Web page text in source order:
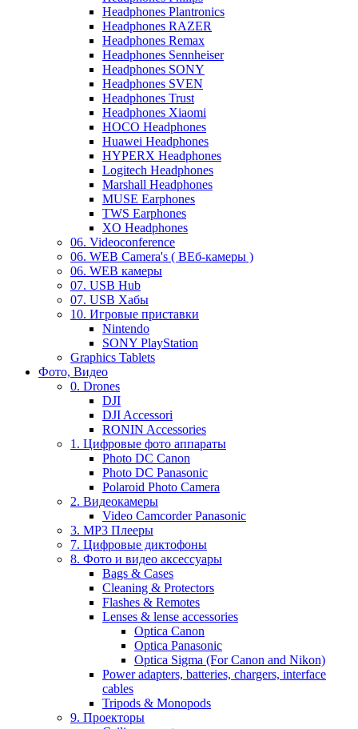
Headphones Plantronics
Headphones RAZER
Headphones Remax
Headphones Sennheiser
Headphones SONY
Headphones SVEN
Headphones Trust
Headphones Xiaomi
HOCO Headphones
Huawei Headphones
HYPERX Headphones
Logitech Headphones
Marshall Headphones
MUSE Earphones
TWS Earphones
XO Headphones
06. Videoconference
06. WEB Camera's ( ВЕб-камеры )
06. WEB камеры
07. USB Hub
07. USB Хабы
10. Игровые приставки
Nintendo
SONY PlayStation
Graphics Tablets
Фото, Видео
0. Drones
DJI
DJI Accessori
RONIN Accessories
1. Цифровые фото аппараты
Photo DC Canon
Photo DC Panasonic
Polaroid Photo Camera
2. Видеокамеры
Video Camcorder Panasonic
3. MP3 Плееры
7. Цифровые диктофоны
8. Фото и видео аксессуары
Bags & Cases
Cleaning & Protectors
Flashes & Remotes
Lenses & lense accessories
Optica Canon
Optica Panasonic
Optica Sigma (For Canon and Nikon)
Power adapters, batteries, chargers, interface
cables
Tripods & Monopods
9. Проекторы